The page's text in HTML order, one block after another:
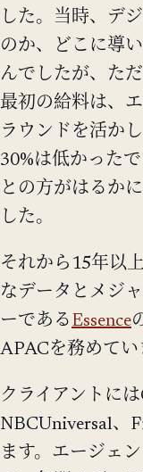
した。当時、デ
のか、どこに導
んでしたが、た
最初の給料は、
ラウンドを活か
30%は低かった
との方がはるか
した。
それから15年以
なデータとメジ
ーである Essence
APACを務めてい
クライアントに
NBCUniversal、
ます。エージェ